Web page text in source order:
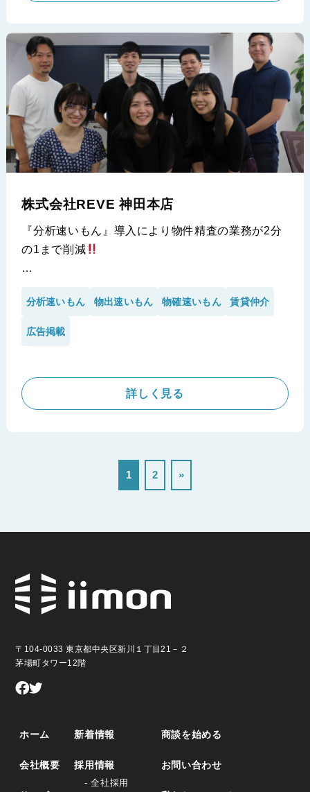
株式会社REVE 神田本店
『分析速いもん』導入により物件精査の業務が2分
の1まで削減
以前よりも競争が激しくなっている。
他社と差別化するために、ポータルサイトへの物件
会社REVEである。
分析速いもん 物出速いもん 物確速いもん 賃貸仲介
広告掲載
詳しく見る
1 2 »
〒104-0033 東京都中央区新川１丁目21－２
茅場町タワー12階
ホーム
会社概要
新着情報
採用情報
- 全社採用
商談を始める
お問い合わせ